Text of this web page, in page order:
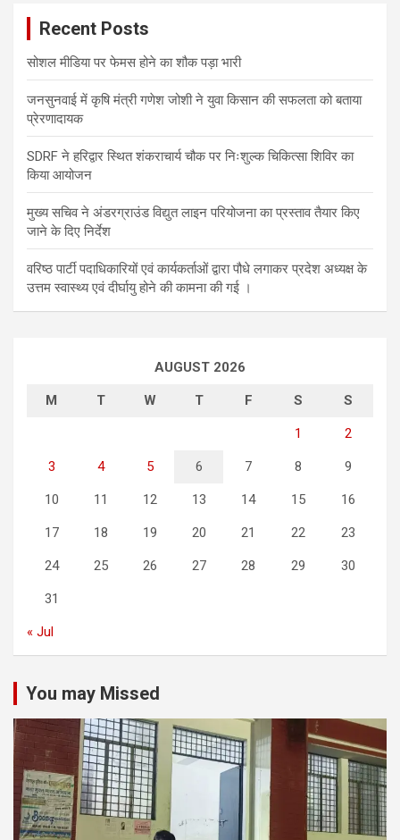
Recent Posts
सोशल मीडिया पर फेमस होने का शौक पड़ा भारी
जनसुनवाई में कृषि मंत्री गणेश जोशी ने युवा किसान की सफलता को बताया
प्रेरणादायक
SDRF ने हरिद्वार स्थित शंकराचार्य चौक पर निःशुल्क चिकित्सा शिविर का
किया आयोजन
मुख्य सचिव ने अंडरग्राउंड विद्युत लाइन परियोजना का प्रस्ताव तैयार किए
जाने के दिए निर्देश
वरिष्ठ पार्टी पदाधिकारियों एवं कार्यकर्ताओं द्वारा पौधे लगाकर प्रदेश अध्यक्ष के
उत्तम स्वास्थ्य एवं दीर्घायु होने की कामना की गई ।
AUGUST 2026
M T W T F S S
1 2
3 4 5 6 7 8 9
10 11 12 13 14 15 16
17 18 19 20 21 22 23
24 25 26 27 28 29 30
31
« Jul
You may Missed